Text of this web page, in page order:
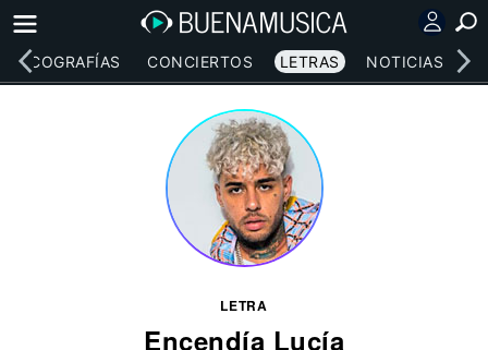
DISCOGRAFÍAS CONCIERTOS LETRAS NOTICIAS
LETRA
Encendía Lucía